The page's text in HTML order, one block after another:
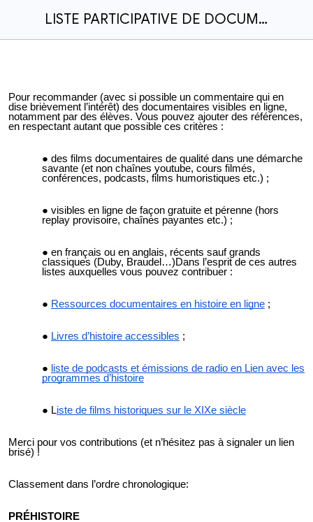
LISTE PARTICIPATIVE DE DOCUMENTAIRES HISTORIQUES VISIBLES EN LIGNE
Pour recommander (avec si possible un commentaire qui en
dise brièvement l’intérêt) des documentaires visibles en ligne,
notamment par des élèves. Vous pouvez ajouter des références,
en respectant autant que possible ces critères :
des films documentaires de qualité dans une démarche
savante (et non chaînes youtube, cours filmés,
conférences, podcasts, films humoristiques etc.) ;
visibles en ligne de façon gratuite et pérenne (hors
replay provisoire, chaînes payantes etc.) ;
en français ou en anglais, récents sauf grands
classiques (Duby, Braudel…)Dans l’esprit de ces autres
listes auxquelles vous pouvez contribuer :
Ressources documentaires en histoire en ligne ;
Livres d’histoire accessibles ;
liste de podcasts et émissions de radio en Lien avec les
programmes d’histoire
Liste de films historiques sur le XIXe siècle
Merci pour vos contributions (et n’hésitez pas à signaler un lien
brisé) !
Classement dans l’ordre chronologique:
PRÉHISTOIRE